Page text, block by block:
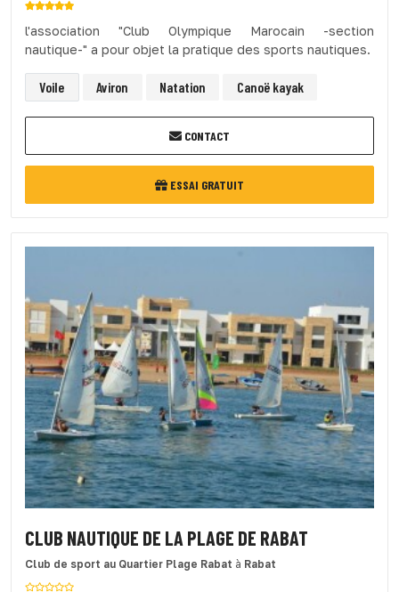
l'association "Club Olympique Marocain -section
nautique-" a pour objet la pratique des sports nautiques.
Voile Aviron Natation Canoë kayak
CONTACT
ESSAI GRATUIT
CLUB NAUTIQUE DE LA PLAGE DE RABAT
Club de sport au Quartier Plage Rabat à Rabat